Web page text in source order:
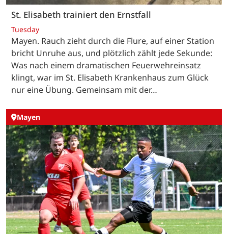
St. Elisabeth trainiert den Ernstfall
Tuesday
Mayen. Rauch zieht durch die Flure, auf einer Station
bricht Unruhe aus, und plötzlich zählt jede Sekunde:
Was nach einem dramatischen Feuerwehreinsatz
klingt, war im St. Elisabeth Krankenhaus zum Glück
nur eine Übung. Gemeinsam mit der…
Mayen